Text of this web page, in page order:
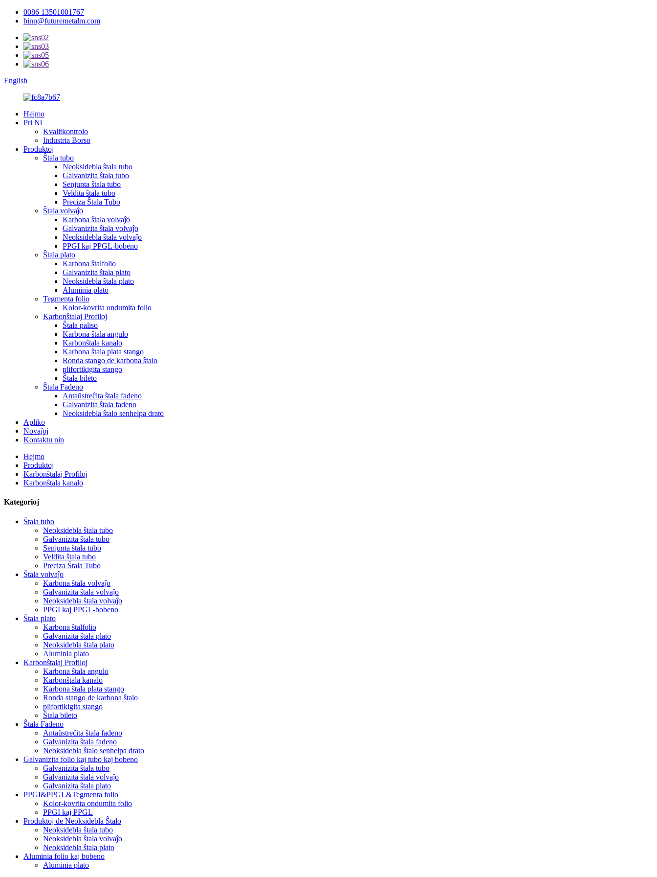
0086 13501001767
binn@futuremetalm.com
English
Hejmo
Pri Ni
Kvalitkontrolo
Industria Borso
Produktoj
Ŝtala tubo
Neoksidebla ŝtala tubo
Galvanizita ŝtala tubo
Senjunta ŝtala tubo
Veldita ŝtala tubo
Preciza Ŝtala Tubo
Ŝtala volvaĵo
Karbona ŝtala volvaĵo
Galvanizita ŝtala volvaĵo
Neoksidebla ŝtala volvaĵo
PPGI kaj PPGL-bobeno
Ŝtala plato
Karbona ŝtalfolio
Galvanizita ŝtala plato
Neoksidebla ŝtala plato
Aluminia plato
Tegmenta folio
Kolor-kovrita ondumita folio
Karbonŝtalaj Profiloj
Ŝtala paliso
Karbona ŝtala angulo
Karbonŝtala kanalo
Karbona ŝtala plata stango
Ronda stango de karbona ŝtalo
plifortikigita stango
Ŝtala bileto
Ŝtala Fadeno
Antaŭstreĉita ŝtala fadeno
Galvanizita ŝtala fadeno
Neoksidebla ŝtalo senhelpa drato
Apliko
Novaĵoj
Kontaktu nin
Hejmo
Produktoj
Karbonŝtalaj Profiloj
Karbonŝtala kanalo
Kategorioj
Ŝtala tubo
Neoksidebla ŝtala tubo
Galvanizita ŝtala tubo
Senjunta ŝtala tubo
Veldita ŝtala tubo
Preciza Ŝtala Tubo
Ŝtala volvaĵo
Karbona ŝtala volvaĵo
Galvanizita ŝtala volvaĵo
Neoksidebla ŝtala volvaĵo
PPGI kaj PPGL-bobeno
Ŝtala plato
Karbona ŝtalfolio
Galvanizita ŝtala plato
Neoksidebla ŝtala plato
Aluminia plato
Karbonŝtalaj Profiloj
Karbona ŝtala angulo
Karbonŝtala kanalo
Karbona ŝtala plata stango
Ronda stango de karbona ŝtalo
plifortikigita stango
Ŝtala bileto
Ŝtala Fadeno
Antaŭstreĉita ŝtala fadeno
Galvanizita ŝtala fadeno
Neoksidebla ŝtalo senhelpa drato
Galvanizita folio kaj tubo kaj bobeno
Galvanizita ŝtala tubo
Galvanizita ŝtala volvaĵo
Galvanizita ŝtala plato
PPGI&PPGL&Tegmenta folio
Kolor-kovrita ondumita folio
PPGI kaj PPGL
Produktoj de Neoksidebla Ŝtalo
Neoksidebla ŝtala tubo
Neoksidebla ŝtala volvaĵo
Neoksidebla ŝtala plato
Aluminia folio kaj bobeno
Aluminia plato